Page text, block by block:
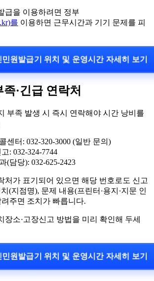
급을 이용하려면 정부
를 이용하면 근무시간과 기기 문제를 피
원발급기 위치 및 운영시간 자세히 보기
·긴급 연락처
부족 발생 시 즉시 연락해야 시간 낭비를
센터: 032-320-3000 (일반 문의)
: 032-324-7744
(담당): 032-625-2423
처가 표기되어 있으면 해당 번호로도 신고
(지점명), 문제 내용(프린터·용지·지문 인
주면 조치가 빠릅니다.
장소·고장신고 방법을 미리 확인해 두세
원발급기 위치 및 운영시간 자세히 보기